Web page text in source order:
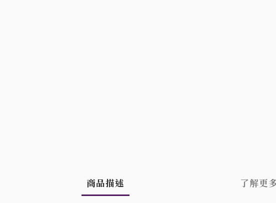
商品描述 了解更